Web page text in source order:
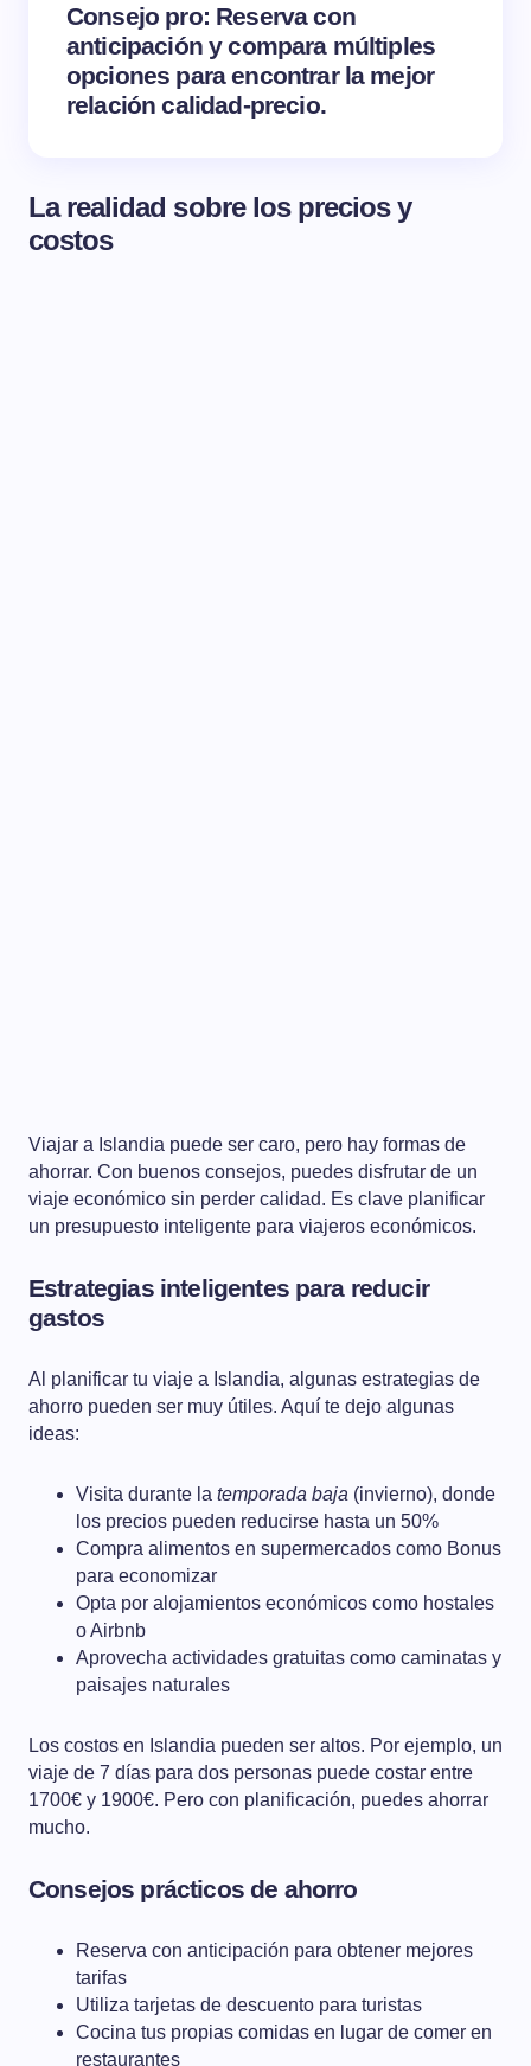
Consejo pro: Reserva con
anticipación y compara múltiples
opciones para encontrar la mejor
relación calidad-precio.
La realidad sobre los precios y
costos
Viajar a Islandia puede ser caro, pero hay formas de
ahorrar. Con buenos consejos, puedes disfrutar de un
viaje económico sin perder calidad. Es clave planificar
un presupuesto inteligente para viajeros económicos.
Estrategias inteligentes para reducir
gastos
Al planificar tu viaje a Islandia, algunas estrategias de
ahorro pueden ser muy útiles. Aquí te dejo algunas
ideas:
Visita durante la temporada baja (invierno), donde
los precios pueden reducirse hasta un 50%
Compra alimentos en supermercados como Bonus
para economizar
Opta por alojamientos económicos como hostales
o Airbnb
Aprovecha actividades gratuitas como caminatas y
paisajes naturales
Los costos en Islandia pueden ser altos. Por ejemplo, un
viaje de 7 días para dos personas puede costar entre
1700€ y 1900€. Pero con planificación, puedes ahorrar
mucho.
Consejos prácticos de ahorro
Reserva con anticipación para obtener mejores
tarifas
Utiliza tarjetas de descuento para turistas
Cocina tus propias comidas en lugar de comer en
restaurantes